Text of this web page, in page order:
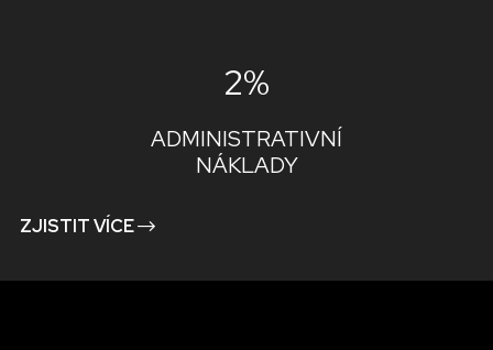
2%
ADMINISTRATIVNÍ
NÁKLADY
ZJISTIT VÍCE